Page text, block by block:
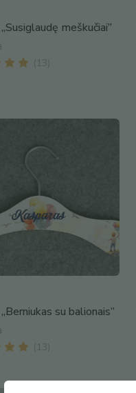
meškučiai”
( 13
su balionais”
( 13